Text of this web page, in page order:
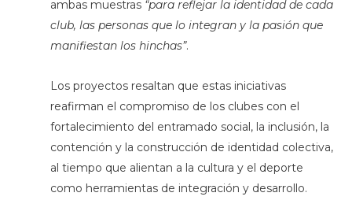
ambas muestras “para reflejar la identidad de cada
club, las personas que lo integran y la pasión que
manifiestan los hinchas”.
Los proyectos resaltan que estas iniciativas
reafirman el compromiso de los clubes con el
fortalecimiento del entramado social, la inclusión, la
contención y la construcción de identidad colectiva,
al tiempo que alientan a la cultura y el deporte
como herramientas de integración y desarrollo.